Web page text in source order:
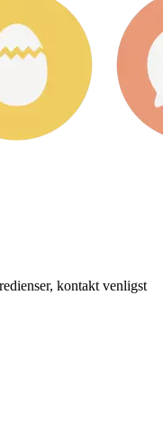
kontakt venligst